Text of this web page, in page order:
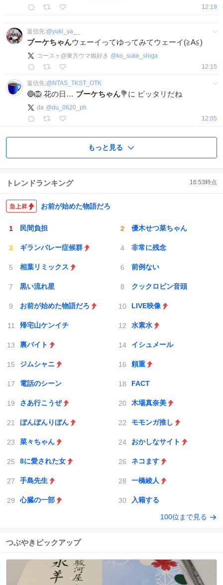
12:19
返信先:@yuki_ya__
ブーケちゃんウェーイってゆってみてウェーイ(≧A≦)
コースヶ@東方ウマ娘好き @ ko_suke_shiga
12:15
返信先:@ NTAS_TKST_OTK
🔵🦁 花の日… ブーケちゃん💐に ピッタリだね
da @du_0620_ph
12:05
もっと見る
トレンドランキング 16:53時点
お前が始めた物語だろ
民間負担 優木せつ菜ちゃん
ギランバレー症候群 非常に残念
相葉リミックス 前例ない
黒い流れ星 クックロビン音頭
お前が始めた物語だろ LIVE映像
帰宅山ケンイチ 水素水
裏バイト イシュメール
ジムシャニ 頼重
電話のシーン FACT
さあ行こうぜ 木場真奈美
ぼんぼんりぼん モモンガ推し
菜々ちゃん おかしなサイト
8に愛された女 ネコます
手島先生 一橋綾人
心臓の一部 入籍する
100位まで見る
つぶやきピックアップ